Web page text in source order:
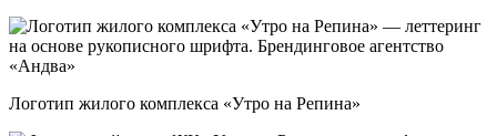
Логотип жилого комплекса «Утро на Репина»